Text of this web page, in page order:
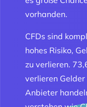
vorhanden.
CFDs sind
hohes Risiko,
zu verlieren.
verlieren Gelder
Anbieter